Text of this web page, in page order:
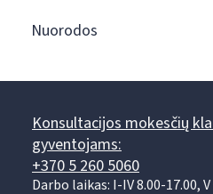
Nuorodos
Konsultacijos mokesčių
gyventojams:
+370 5 260 5060
Darbo laikas: I-IV 8.00-17.00, V